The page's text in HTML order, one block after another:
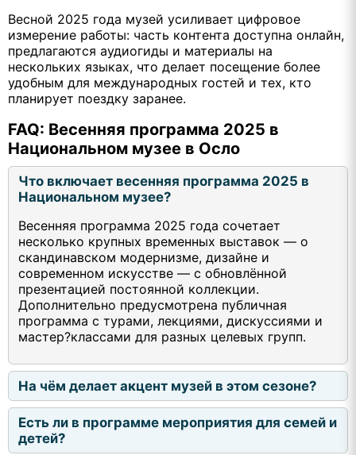
Весной 2025 года музей усиливает цифровое
измерение работы: часть контента доступна онлайн,
предлагаются аудиогиды и материалы на
нескольких языках, что делает посещение более
удобным для международных гостей и тех, кто
планирует поездку заранее.
FAQ: Весенняя программа 2025 в
Национальном музее в Осло
Что включает весенняя программа 2025 в
Национальном музее?
Весенняя программа 2025 года сочетает
несколько крупных временных выставок — о
скандинавском модернизме, дизайне и
современном искусстве — с обновлённой
презентацией постоянной коллекции.
Дополнительно предусмотрена публичная
программа с турами, лекциями, дискуссиями и
мастер?классами для разных целевых групп.
На чём делает акцент музей в этом сезоне?
Есть ли в программе мероприятия для семей и
детей?